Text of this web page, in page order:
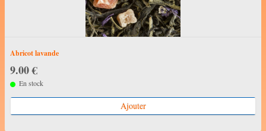
Abricot lavande
9.00 €
En stock
Ajouter